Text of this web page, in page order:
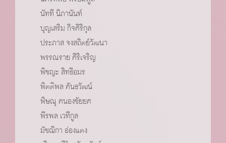
นัทที นิภานันท์
บุญเสริม กิจศิริกุล
ประภาส จงสถิตย์วัฒนา
พรรณราย ศิริเจริญ
พิชญะ สิทธีอมร
พิตติพล คันธวัฒน์
พิษณุ คนองชัยยศ
พีรพล เวทีกูล
มัชฌิกา อ่องแตง